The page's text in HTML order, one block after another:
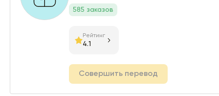
585 заказов
Рейтинг
4.1
Совершить перевод